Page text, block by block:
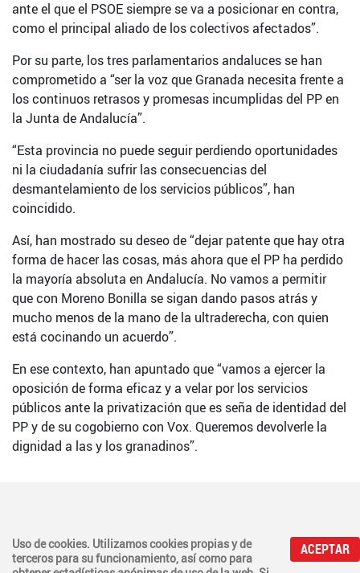
ante el que el PSOE siempre se va a posicionar en contra,
como el principal aliado de los colectivos afectados”.
Por su parte, los tres parlamentarios andaluces se han
comprometido a “ser la voz que Granada necesita frente a
los continuos retrasos y promesas incumplidas del PP en
la Junta de Andalucía”.
“Esta provincia no puede seguir perdiendo oportunidades
ni la ciudadanía sufrir las consecuencias del
desmantelamiento de los servicios públicos”, han
coincidido.
Así, han mostrado su deseo de “dejar patente que hay otra
forma de hacer las cosas, más ahora que el PP ha perdido
la mayoría absoluta en Andalucía. No vamos a permitir
que con Moreno Bonilla se sigan dando pasos atrás y
mucho menos de la mano de la ultraderecha, con quien
está cocinando un acuerdo”.
En ese contexto, han apuntado que “vamos a ejercer la
oposición de forma eficaz y a velar por los servicios
públicos ante la privatización que es seña de identidad del
PP y de su cogobierno con Vox. Queremos devolverle la
dignidad a las y los granadinos”.
00 00.
www.psoe-granada.com|psoe@granada.psoeandalucia.es
Política y privacidad
Uso de cookies. Utilizamos cookies propias y de
terceros para su funcionamiento, así como para
ACEPTAR